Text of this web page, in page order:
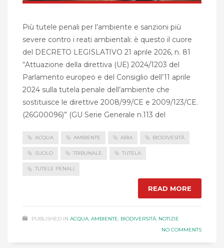
Più tutele penali per l’ambiente e sanzioni più
severe contro i reati ambientali: è questo il cuore
del DECRETO LEGISLATIVO 21 aprile 2026, n. 81
“Attuazione della direttiva (UE) 2024/1203 del
Parlamento europeo e del Consiglio dell’11 aprile
2024 sulla tutela penale dell’ambiente che
sostituisce le direttive 2008/99/CE e 2009/123/CE.
(26G00096)” (GU Serie Generale n.113 del
ACQUA AMBIENTE ARIA BIODIVESITÀ
SUOLO TRIBUNALE TUTELA
TUTELE PENALI
READ MORE
PUBLISHED IN ACQUA, AMBIENTE, BIODIVERSITÀ, NOTIZIE
NO COMMENTS